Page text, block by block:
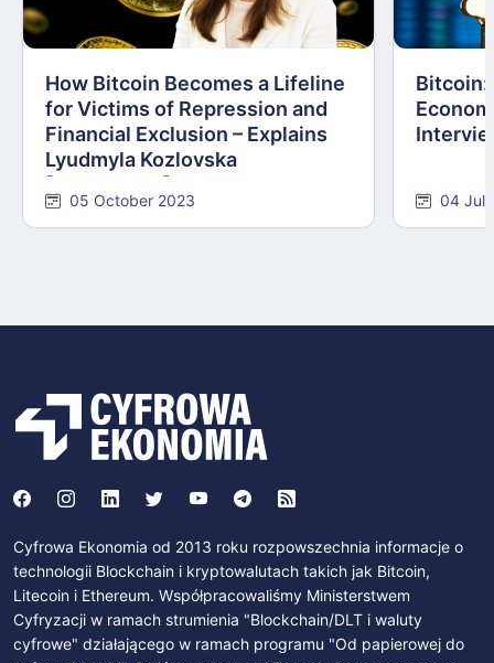
How Bitcoin Becomes a Lifeline
for Victims of Repression and
Financial Exclusion – Explains
Lyudmyla Kozlovska
05 October 2023
Bitcoin:
04
Cyfrowa Ekonomia od 2013 roku rozpowszechnia informacje o
technologii Blockchain i kryptowalutach takich jak Bitcoin,
Litecoin i Ethereum. Współpracowaliśmy Ministerstwem
Cyfryzacji w ramach strumienia "Blockchain/DLT i waluty
cyfrowe" działającego w ramach programu "Od papierowej do